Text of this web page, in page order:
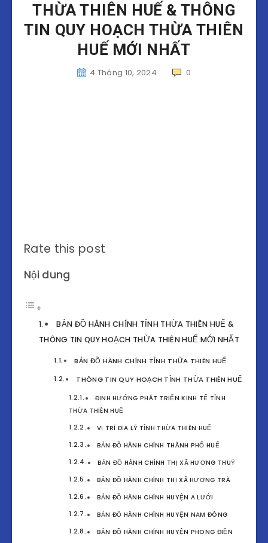
THỪA THIÊN HUẾ & THÔNG
TIN QUY HOẠCH THỪA THIÊN
HUẾ MỚI NHẤT
4 Tháng 10, 2024 0
Rate this post
Nội dung
BẢN ĐỒ HÀNH CHÍNH TỈNH THỪA THIÊN HUẾ &
THÔNG TIN QUY HOẠCH THỪA THIÊN HUẾ MỚI NHẤT
BẢN ĐỒ HÀNH CHÍNH TỈNH THỪA THIÊN HUẾ
THÔNG TIN QUY HOẠCH TỈNH THỪA THIÊN HUẾ
ĐỊNH HƯỚNG PHÁT TRIỂN KINH TẾ TỈNH
THỪA THIÊN HUẾ
VỊ TRÍ ĐỊA LÝ TỈNH THỪA THIÊN HUẾ
BẢN ĐỒ HÀNH CHÍNH THÀNH PHỐ HUẾ
BẢN ĐỒ HÀNH CHÍNH THỊ XÃ HƯƠNG THUỶ
BẢN ĐỒ HÀNH CHÍNH THỊ XÃ HƯƠNG TRÀ
BẢN ĐỒ HÀNH CHÍNH HUYỆN A LƯỚI
BẢN ĐỒ HÀNH CHÍNH HUYỆN NAM ĐÔNG
BẢN ĐỒ HÀNH CHÍNH HUYỆN PHONG ĐIỀN